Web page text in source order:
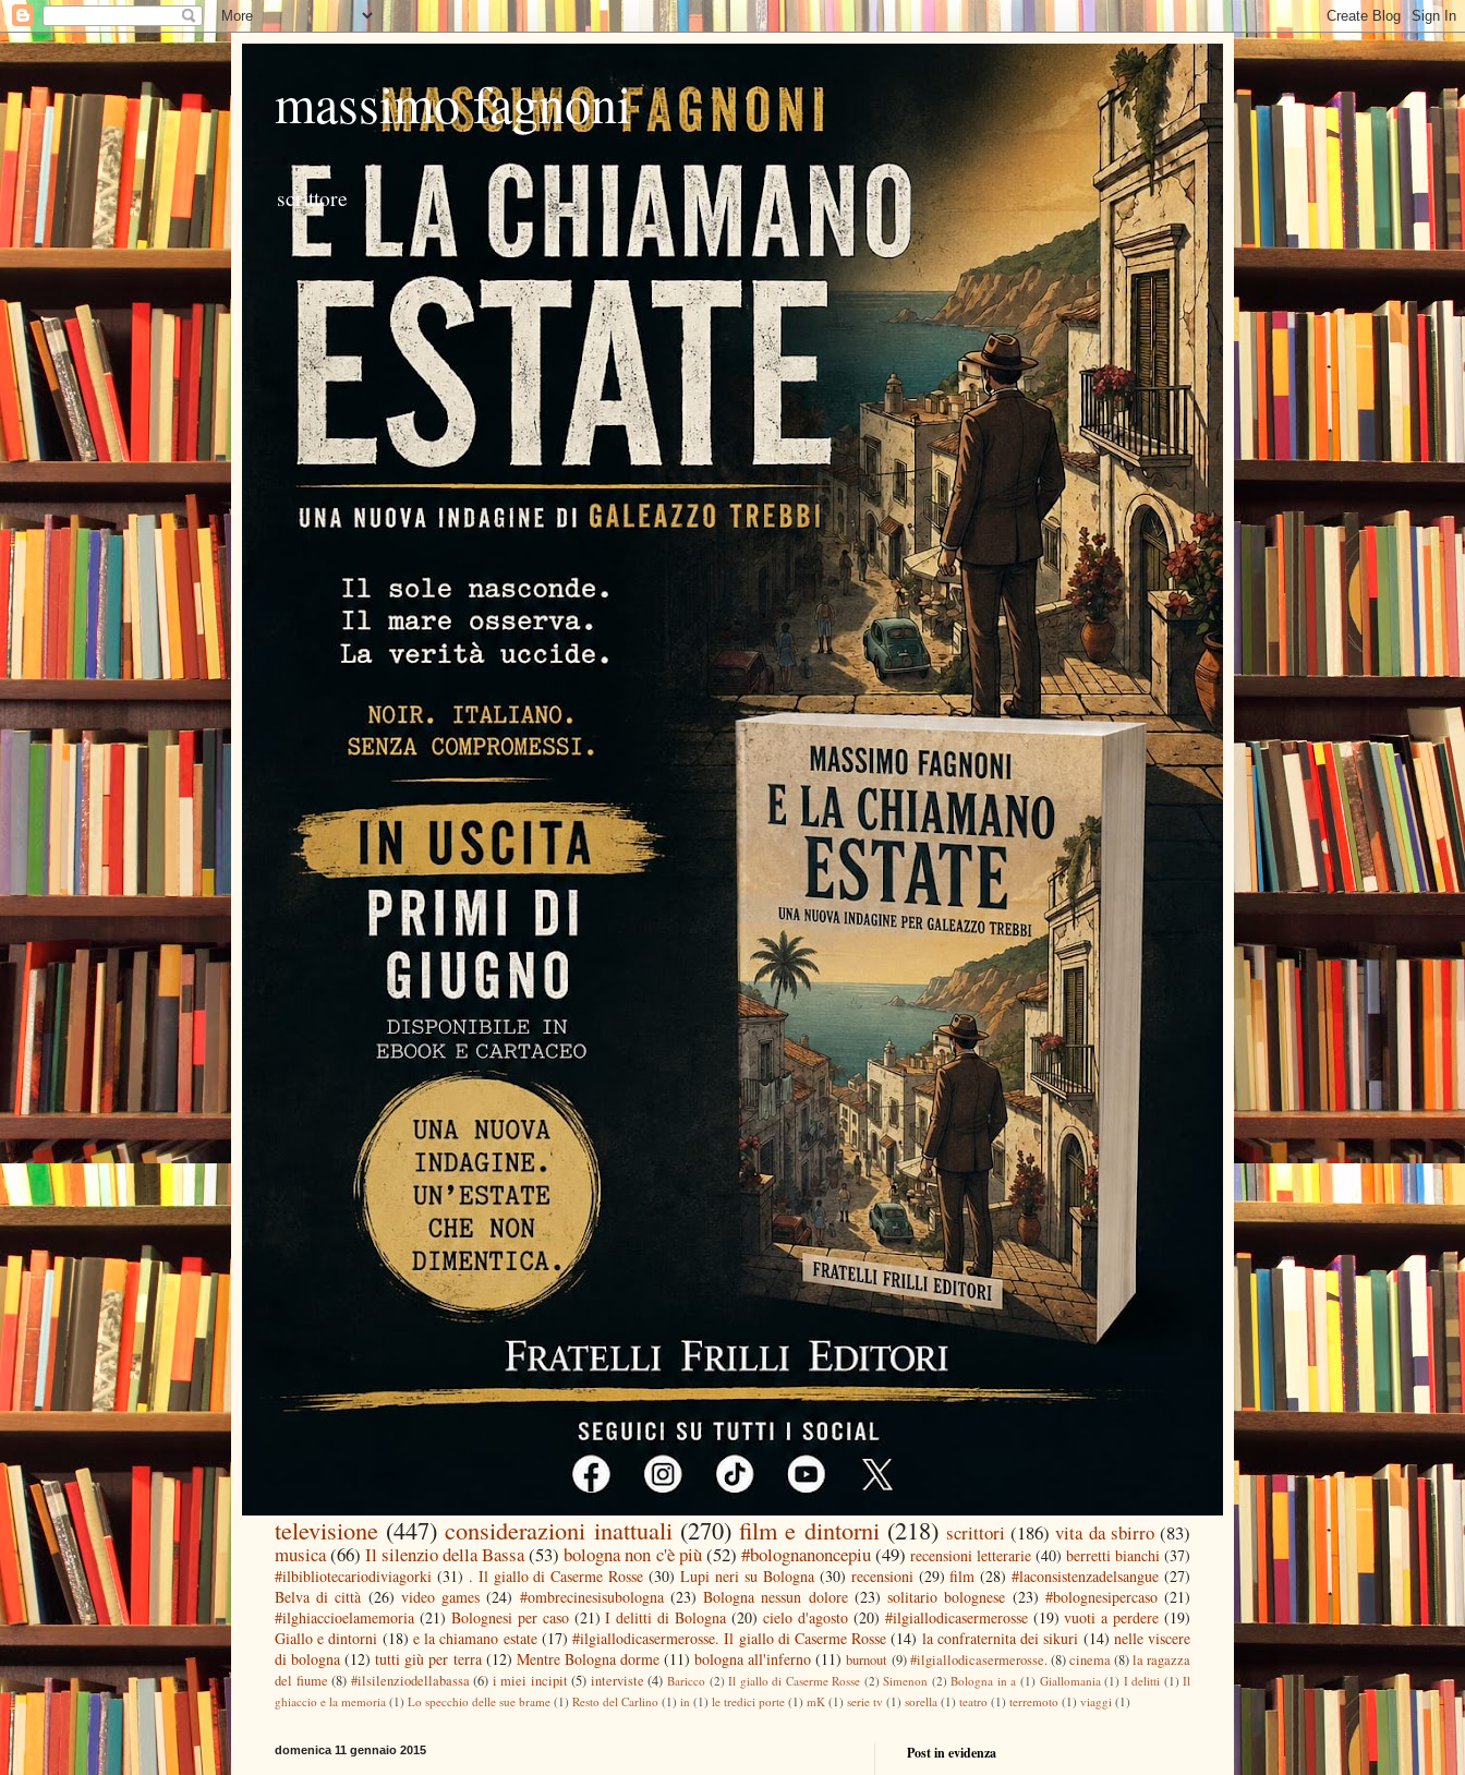
massimo fagnoni
scrittore
televisione (447) considerazioni inattuali (270) film e dintorni (218) scrittori (186) vita da sbirro (83)
musica(66) Il silenzio della Bassa(53) bologna non c'è più(52) #bolognanoncepiu(49) recensioni letterarie (40) berretti bianchi (37)
#ilbibliotecariodiviagorki (31) . Il giallo di Caserme Rosse (30) Lupi neri su Bologna (30) recensioni (29) film (28) #laconsistenzadelsangue (27)
Belva di città (26) video games (24) #ombrecinesisubologna (23) Bologna nessun dolore (23) solitario bolognese (23) #bolognesipercaso (21)
#ilghiaccioelamemoria (21) Bolognesi per caso (21) I delitti di Bologna (20) cielo d'agosto (20) #ilgiallodicasermerosse (19) vuoti a perdere (19)
Giallo e dintorni (18) e la chiamano estate (17) #ilgiallodicasermerosse. Il giallo di Caserme Rosse (14) la confraternita dei sikuri (14) nelle viscere
di bologna (12) tutti giù per terra (12) Mentre Bologna dorme (11) bologna all'inferno (11) burnout (9) #ilgiallodicasermerosse. (8)cinema(8)la ragazza
del fiume (8) #ilsilenziodellabassa (6) i miei incipit (5) interviste (4) Baricco (2) Il giallo di Caserme Rosse (2) Simenon (2) Bologna in a (1) Giallomania (1) I delitti (1) Il
ghiaccio e la memoria (1) Lo specchio delle sue brame (1) Resto del Carlino (1) in (1) le tredici porte (1) mK (1) serie tv (1) sorella (1) teatro (1) terremoto (1) viaggi (1)
domenica 11 gennaio 2015 Post in evidenza